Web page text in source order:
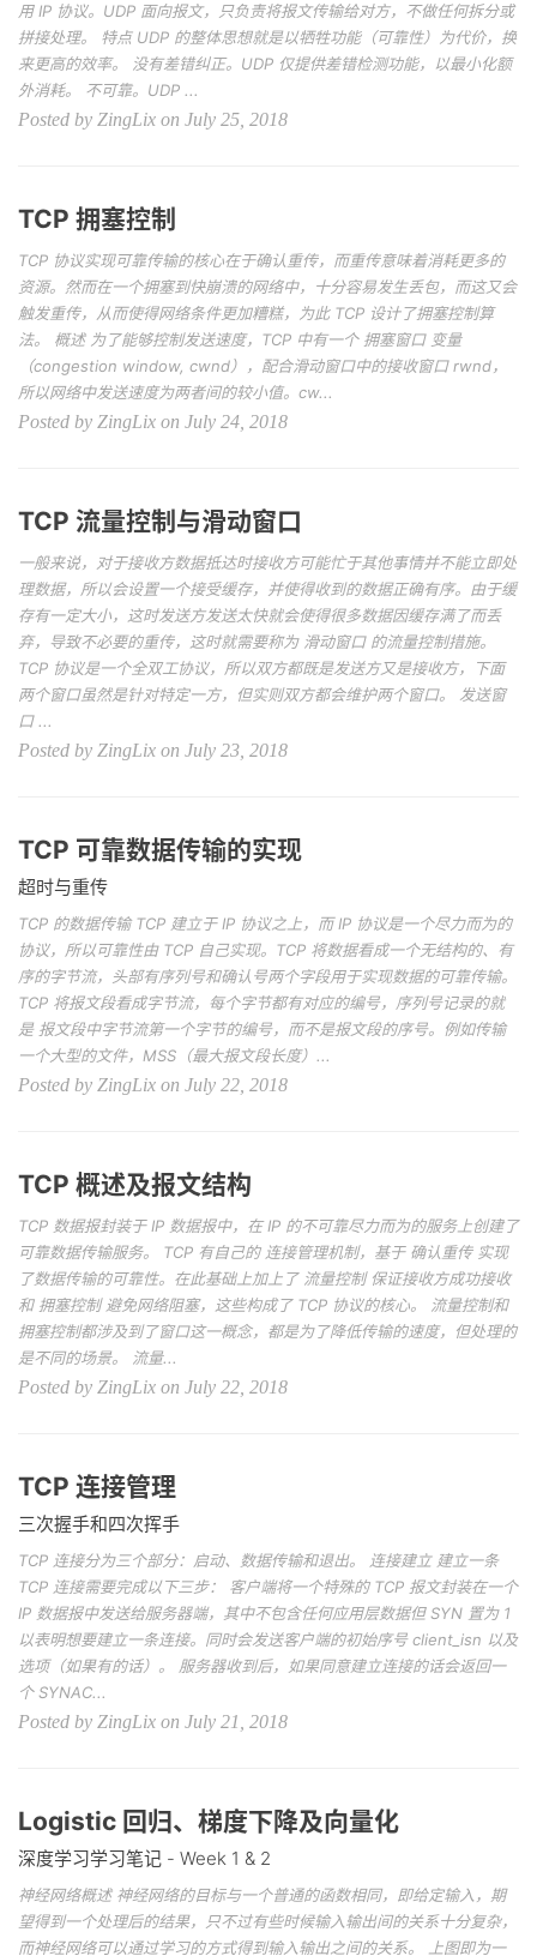
用 IP 协议。UDP 面向报文，只负责将报文传输给对方，不做任何拆分或
拼接处理。 特点 UDP 的整体思想就是以牺牲功能（可靠性）为代价，换
来更高的效率。 没有差错纠正。UDP 仅提供差错检测功能，以最小化额
外消耗。 不可靠。UDP ...
Posted by ZingLix on July 25, 2018
TCP 拥塞控制
TCP 协议实现可靠传输的核心在于确认重传，而重传意味着消耗更多的
资源。然而在一个拥塞到快崩溃的网络中，十分容易发生丢包，而这又会
触发重传，从而使得网络条件更加糟糕，为此 TCP 设计了拥塞控制算
法。 概述 为了能够控制发送速度，TCP 中有一个 拥塞窗口 变量
（congestion window, cwnd），配合滑动窗口中的接收窗口 rwnd，
所以网络中发送速度为两者间的较小值。cw...
Posted by ZingLix on July 24, 2018
TCP 流量控制与滑动窗口
一般来说，对于接收方数据抵达时接收方可能忙于其他事情并不能立即处
理数据，所以会设置一个接受缓存，并使得收到的数据正确有序。由于缓
存有一定大小，这时发送方发送太快就会使得很多数据因缓存满了而丢
弃，导致不必要的重传，这时就需要称为 滑动窗口 的流量控制措施。
TCP 协议是一个全双工协议，所以双方都既是发送方又是接收方，下面
两个窗口虽然是针对特定一方，但实则双方都会维护两个窗口。 发送窗
口 ...
Posted by ZingLix on July 23, 2018
TCP 可靠数据传输的实现
超时与重传
TCP 的数据传输 TCP 建立于 IP 协议之上，而 IP 协议是一个尽力而为的
协议，所以可靠性由 TCP 自己实现。TCP 将数据看成一个无结构的、有
序的字节流，头部有序列号和确认号两个字段用于实现数据的可靠传输。
TCP 将报文段看成字节流，每个字节都有对应的编号，序列号记录的就
是 报文段中字节流第一个字节的编号，而不是报文段的序号。例如传输
一个大型的文件，MSS（最大报文段长度）...
Posted by ZingLix on July 22, 2018
TCP 概述及报文结构
TCP 数据报封装于 IP 数据报中，在 IP 的不可靠尽力而为的服务上创建了
可靠数据传输服务。 TCP 有自己的 连接管理机制，基于 确认重传 实现
了数据传输的可靠性。在此基础上加上了 流量控制 保证接收方成功接收
和 拥塞控制 避免网络阻塞，这些构成了 TCP 协议的核心。 流量控制和
拥塞控制都涉及到了窗口这一概念，都是为了降低传输的速度，但处理的
是不同的场景。 流量...
Posted by ZingLix on July 22, 2018
TCP 连接管理
三次握手和四次挥手
TCP 连接分为三个部分：启动、数据传输和退出。 连接建立 建立一条
TCP 连接需要完成以下三步： 客户端将一个特殊的 TCP 报文封装在一个
IP 数据报中发送给服务器端，其中不包含任何应用层数据但 SYN 置为 1
以表明想要建立一条连接。同时会发送客户端的初始序号 client_isn 以及
选项（如果有的话）。 服务器收到后，如果同意建立连接的话会返回一
个 SYNAC...
Posted by ZingLix on July 21, 2018
Logistic 回归、梯度下降及向量化
深度学习学习笔记 - Week 1 & 2
神经网络概述 神经网络的目标与一个普通的函数相同，即给定输入，期
望得到一个处理后的结果，只不过有些时候输入输出间的关系十分复杂，
而神经网络可以通过学习的方式得到输入输出之间的关系。 上图即为一